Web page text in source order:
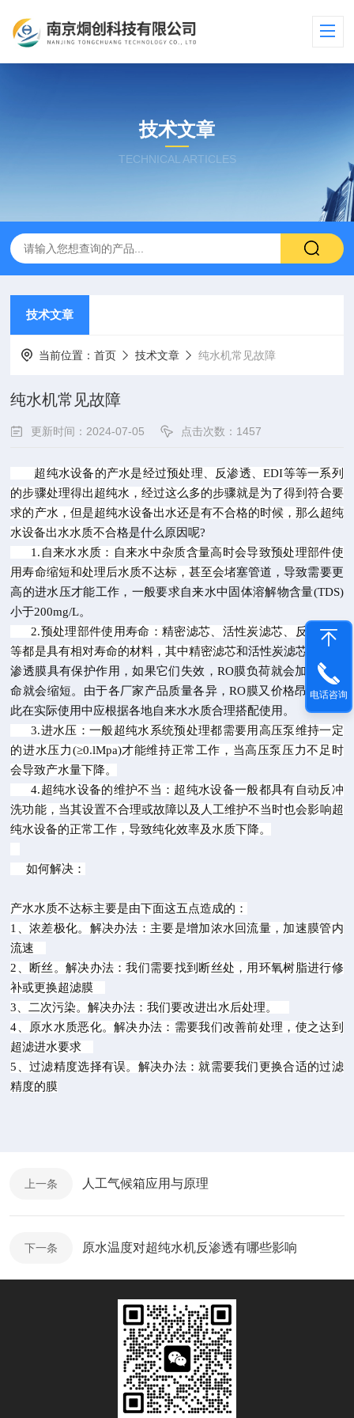
技术文章
TECHNICAL ARTICLES
技术文章
当前位置：首页 技术文章 纯水机常见故障
纯水机常见故障
更新时间：2024-07-05 点击次数：1457
超纯水设备的产水是经过预处理、反渗透、EDI等等一系列
的步骤处理得出超纯水，经过这么多的步骤就是为了得到符合要
求的产水，但是超纯水设备出水还是有不合格的时候，那么超纯
水设备出水水质不合格是什么原因呢?
1.自来水水质：自来水中杂质含量高时会导致预处理部件使
用寿命缩短和处理后水质不达标，甚至会堵塞管道，导致需要更
高的进水压才能工作，一般要求自来水中固体溶解物含量(TDS)
小于200mg/L。
2.预处理部件使用寿命：精密滤芯、活性炭滤芯、反渗透膜
等都是具有相对寿命的材料，其中精密滤芯和活性炭滤芯又对反
渗透膜具有保护作用，如果它们失效，RO膜负荷就会加重，寿
命就会缩短。由于各厂家产品质量各异，RO膜又价格昂贵，因
此在实际使用中应根据各地自来水水质合理搭配使用。
3.进水压：一般超纯水系统预处理都需要用高压泵维持一定
的进水压力(≥0.lMpa)才能维持正常工作， 当高压泵压力不足时
会导致产水量下降。
4.超纯水设备的维护不当：超纯水设备一般都具有自动反冲
洗功能，当其设置不合理或故障以及人工维护不当时也会影响超
纯水设备的正常工作，导致纯化效率及水质下降。
如何解决：
产水水质不达标主要是由下面这五点造成的：
1、浓差极化。解决办法：主要是增加浓水回流量，加速膜管内
流速
2、断丝。解决办法：我们需要找到断丝处，用环氧树脂进行修
补或更换超滤膜
3、二次污染。解决办法：我们要改进出水后处理。
4、原水水质恶化。解决办法：需要我们改善前处理，使之达到
超滤进水要求
5、过滤精度选择有误。解决办法：就需要我们更换合适的过滤
精度的膜
上一条 人工气候箱应用与原理
下一条 原水温度对超纯水机反渗透有哪些影响
电话咨询